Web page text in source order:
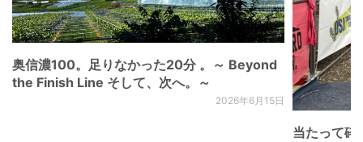
奥信濃100。足りなかった20分 。～ Beyond
the Finish Line そして、次へ。～
2026年6月15日
当たって砕